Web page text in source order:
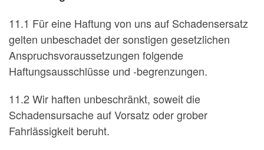
11.1 Für eine Haftung von uns auf Schadensersatz
gelten unbeschadet der sonstigen gesetzlichen
Anspruchsvoraussetzungen folgende
Haftungsausschlüsse und -begrenzungen.
11.2 Wir haften unbeschränkt, soweit die
Schadensursache auf Vorsatz oder grober
Fahrlässigkeit beruht.